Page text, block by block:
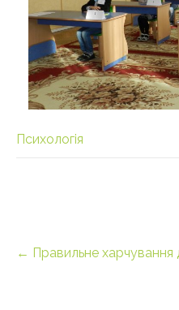
Психологія
Post
navigation
← Правильне харчування